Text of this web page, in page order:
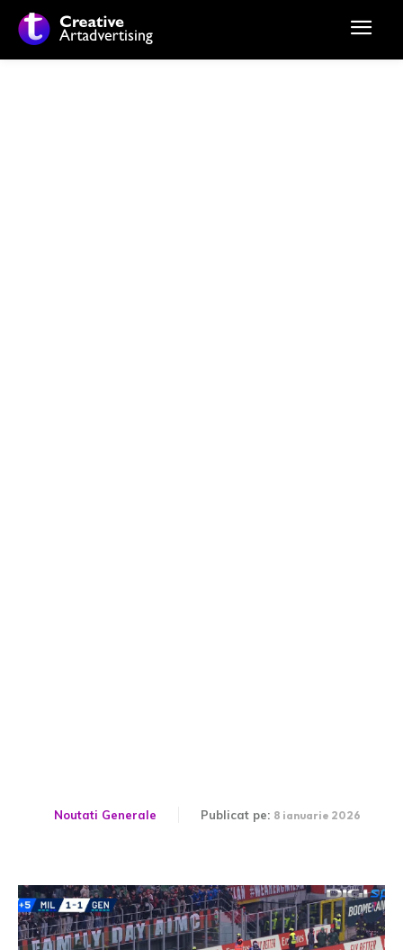
Noutati Generale Publicat pe: 8 ianuarie 2026